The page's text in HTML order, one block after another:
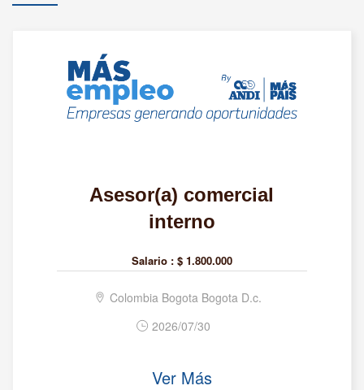
Asesor(a) comercial
interno
Salario : $ 1.800.000
Colombia Bogota Bogota D.c.
2026/07/30
Ver Más